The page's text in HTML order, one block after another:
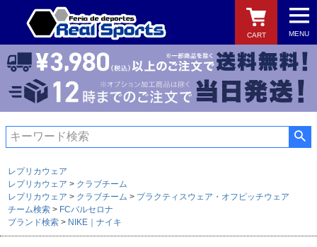
MENU
CART
検索
レプリカウェア
レプリカウェア
クラブチーム
レプリカウェア
クラブチーム
プラクティスウェア・オフピッチウェア
チーム検索
FCバルセロナ
ブランド検索
NIKE｜ナイキ